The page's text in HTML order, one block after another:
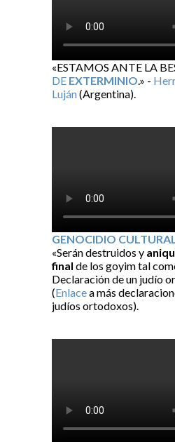
«ESTAMOS ANTE LA
DE EXTERMINIO.» -
Luján(Argentina).
GENOCIDIO
«Serán destruidos y
final de los goyim tal
Declaración de un judío
(Enlacea más
judíos ortodoxos).